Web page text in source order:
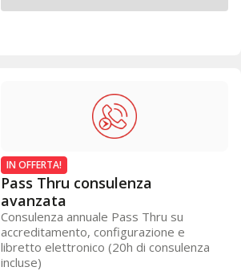
IN OFFERTA!
Pass Thru consulenza
avanzata
Consulenza annuale Pass Thru su
accreditamento, configurazione e
libretto elettronico (20h di consulenza
incluse)